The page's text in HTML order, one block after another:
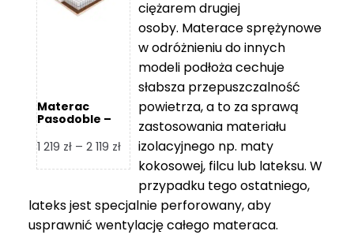
Materac
Pasodoble –
1 219 zł – 2 119 złZakres
cen:
1
219 zł
do
ciężarem drugiej
osoby. Materace sprężynowe
w odróżnieniu do innych
modeli podłoża cechuje
słabsza przepuszczalność
powietrza, a to za sprawą
zastosowania materiału
izolacyjnego np. maty
kokosowej, filcu lub lateksu. W
przypadku tego ostatniego,
lateks jest specjalnie perforowany, aby
usprawnić wentylację całego materaca.